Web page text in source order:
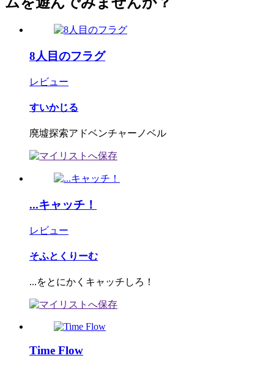
8人目のフラグ
レビュー
すいかじる
廃墟探索アドベンチャーノベル
...キャッチ！
レビュー
そふとくりーむ
...をとにかくキャッチしろ！
Time Flow